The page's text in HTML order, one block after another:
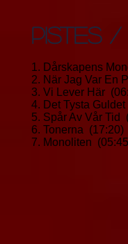
PISTES /
1. Dårskapens
2. När Jag Var En
3. Vi Lever Här
4. Det Tysta
5. Spår Av Vår Tid
6. Tonerna (17:20)
7. Monoliten